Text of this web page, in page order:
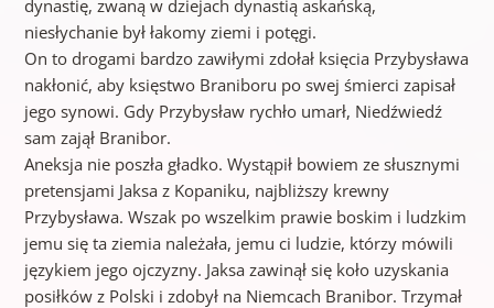
dynastię, zwaną w dziejach dynastią askańską,
niesłychanie był łakomy ziemi i potęgi.
On to drogami bardzo zawiłymi zdołał księcia Przybysława
nakłonić, aby księstwo Braniboru po swej śmierci zapisał
jego synowi. Gdy Przybysław rychło umarł, Niedźwiedź
sam zajął Branibor.
Aneksja nie poszła gładko. Wystąpił bowiem ze słusznymi
pretensjami Jaksa z Kopaniku, najbliższy krewny
Przybysława. Wszak po wszelkim prawie boskim i ludzkim
jemu się ta ziemia należała, jemu ci ludzie, którzy mówili
językiem jego ojczyzny. Jaksa zawinął się koło uzyskania
posiłków z Polski i zdobył na Niemcach Branibor. Trzymał